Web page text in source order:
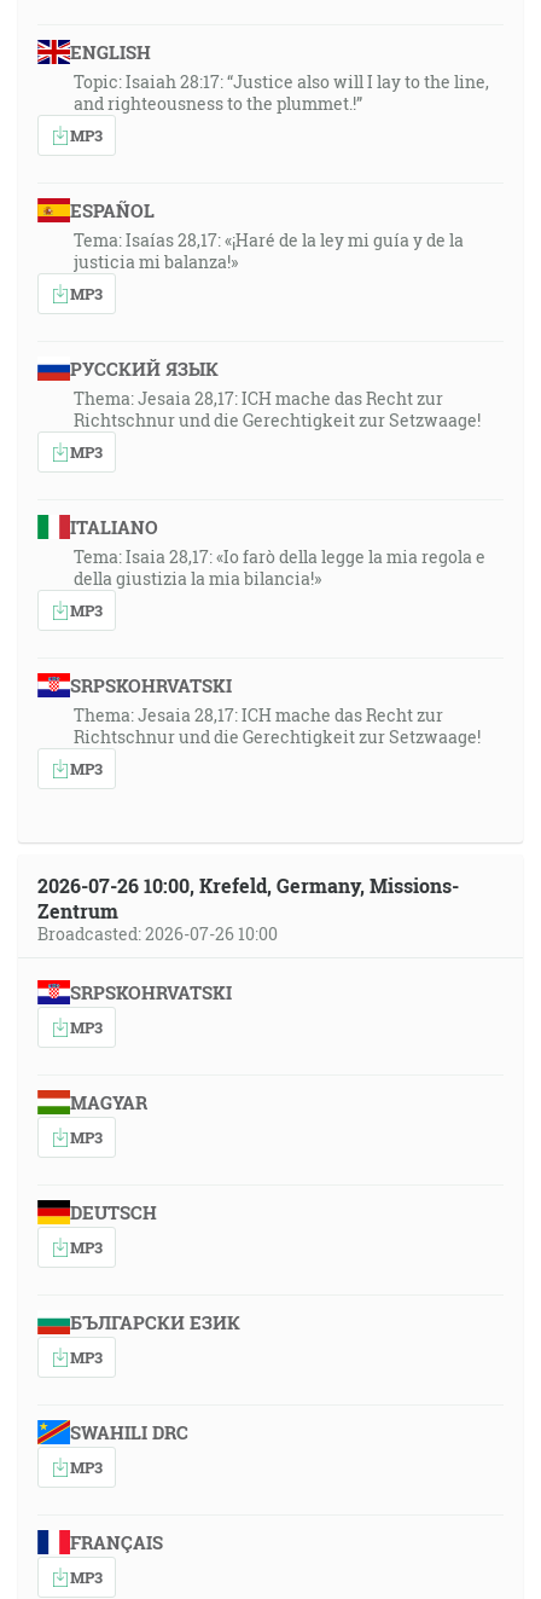
ENGLISH
Topic: Isaiah 28:17: “Justice also will I lay to the line,
and righteousness to the plummet.!”
MP3
ESPAÑOL
Tema: Isaías 28,17: «¡Haré de la ley mi guía y de la
justicia mi balanza!»
MP3
РУССКИЙ ЯЗЫК
Thema: Jesaia 28,17: ICH mache das Recht zur
Richtschnur und die Gerechtigkeit zur Setzwaage!
MP3
ITALIANO
Tema: Isaia 28,17: «Io farò della legge la mia regola e
della giustizia la mia bilancia!»
MP3
SRPSKOHRVATSKI
Thema: Jesaia 28,17: ICH mache das Recht zur
Richtschnur und die Gerechtigkeit zur Setzwaage!
MP3
2026-07-26 10:00, Krefeld, Germany, Missions-
Zentrum
Broadcasted: 2026-07-26 10:00
SRPSKOHRVATSKI
MP3
MAGYAR
MP3
DEUTSCH
MP3
БЪЛГАРСКИ ЕЗИК
MP3
SWAHILI DRC
MP3
FRANÇAIS
MP3